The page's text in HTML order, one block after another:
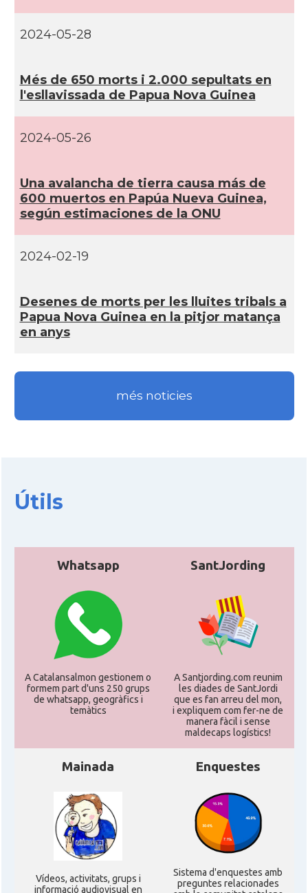
2024-05-28
Més de 650 morts i 2.000 sepultats en
l'esllavissada de Papua Nova Guinea
2024-05-26
Una avalancha de tierra causa más de
600 muertos en Papúa Nueva Guinea,
según estimaciones de la ONU
2024-02-19
Desenes de morts per les lluites tribals a
Papua Nova Guinea en la pitjor matança
en anys
més noticies
Útils
Whatsapp
A Catalansalmon gestionem o
formem part d'uns 250 grups
de whatsapp, geogràfics i
temàtics
SantJording
A Santjording.com reunim
les diades de SantJordi
que es fan arreu del mon,
i expliquem com fer-ne de
manera fàcil i sense
maldecaps logí­stics!
Mainada
Ví­deos, activitats, grups i
informació audiovisual en
Enquestes
Sistema d'enquestes amb
preguntes relacionades